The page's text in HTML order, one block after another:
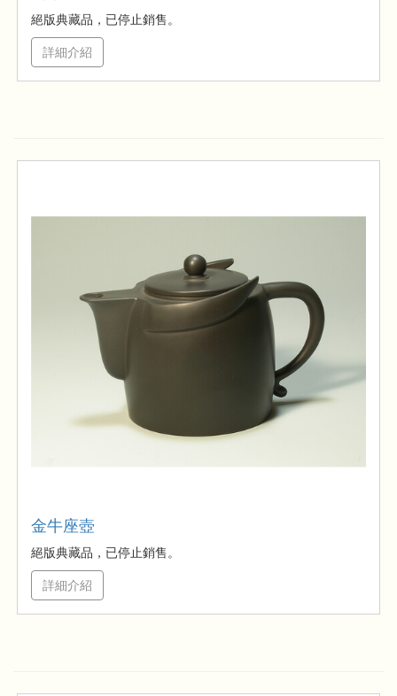
絕版典藏品，已停止銷售。
詳細介紹
金牛座壺
絕版典藏品，已停止銷售。
詳細介紹